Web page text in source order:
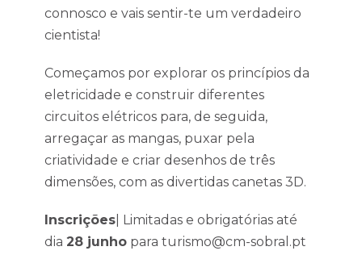
connosco e vais sentir-te um verdadeiro
cientista!
Começamos por explorar os princípios da
eletricidade e construir diferentes
circuitos elétricos para, de seguida,
arregaçar as mangas, puxar pela
criatividade e criar desenhos de três
dimensões, com as divertidas canetas 3D.
Inscrições | Limitadas e obrigatórias até
dia 28 junho para turismo@cm-sobral.pt